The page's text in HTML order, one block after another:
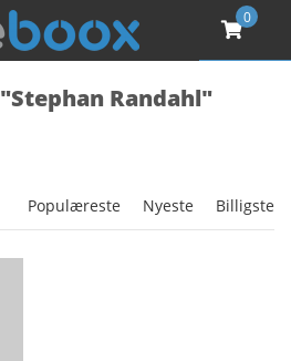
0
Randahl"
Populæreste Nyeste Billigste